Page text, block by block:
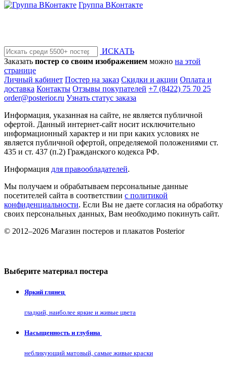
Группа ВКонтакте
ИСКАТЬ
Заказать постер со своим изображением можно на этой
странице
Личный кабинет Постер на заказ Скидки и акции Оплата и
доставка Контакты Отзывы покупателей +7 (8422) 75 70 25
order@posterior.ru Узнать статус заказа
Информация, указанная на сайте, не является публичной
офертой. Данный интернет-сайт носит исключительно
информационный характер и ни при каких условиях не
является публичной офертой, определяемой положениями ст.
435 и ст. 437 (п.2) Гражданского кодекса РФ.
Информация для правообладателей.
Мы получаем и обрабатываем персональные данные
посетителей сайта в соответствии с политикой
конфиденциальности. Если Вы не даете согласия на обработку
своих персональных данных, Вам необходимо покинуть сайт.
© 2012–2026 Магазин постеров и плакатов Posterior
Выберите материал постера
Яркий глянец
гладкий, наиболее яркие и живые цвета
Насыщенность и глубина
небликующий матовый, самые живые краски